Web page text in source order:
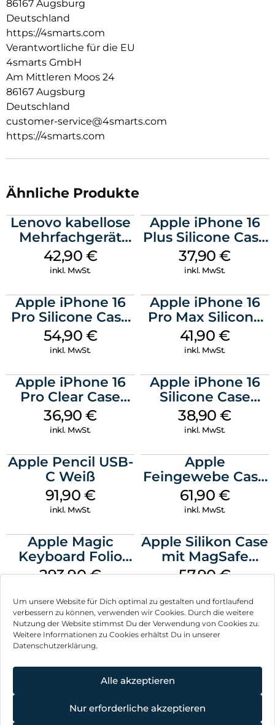
Um unsere Website für Dich optimal zu gestalten und fortlaufend
verbessern zu können, verwenden wir Cookies. Durch die weitere
Nutzung der Website stimmst Du der Verwendung von Cookies zu.
Weitere Informationen zu Cookies erhältst Du in unserer
Datenschutzerklärung.
Alle akzeptieren
Nur erforderliche akzeptieren
Zugriff auf Kamera, Anschlüsse und Tasten. Die exakte
Passform sorgt für komfortable Bedienung und ein sauberes
Erscheinungsbild.
86167 Augsburg
Deutschland
https://4smarts.com
Verantwortliche für die EU
4smarts GmbH
Am Mittleren Moos 24
86167 Augsburg
Deutschland
customer-service@4smarts.com
https://4smarts.com
Ähnliche Produkte
Lenovo kabellose
Mehrfachgerät
Luna Grey
42,90 €
inkl. MwSt.
Apple iPhone 16
Plus Silicone Case
MagSafe Lake
Green
37,90€
inkl. MwSt.
Apple iPhone 16
Pro Silicone Case
MagSafe Black
54,90 €
inkl. MwSt.
Apple iPhone 16
Pro Max Silicone
Case MagSafe
Ultramarine
41,90 €
inkl. MwSt.
Apple iPhone 16
Pro Clear Case
MagSafe
Transparent
36,90€
inkl. MwSt.
Apple iPhone 16
Silicone Case
MagSafe
Ultramarine
38,90€
inkl. MwSt.
Apple Pencil USB-
C Weiß
91,90 €
inkl. MwSt.
Apple
Feingewebe Case
iPhone 15 Pro
MagSafe Schwarz
61,90 €
inkl. MwSt.
Apple Magic
Keyboard Folio
iPad 10.9″ (10.Gen.)
293,90€
Apple Silikon Case
mit MagSafe
iPhone 14 Pro
57,90€